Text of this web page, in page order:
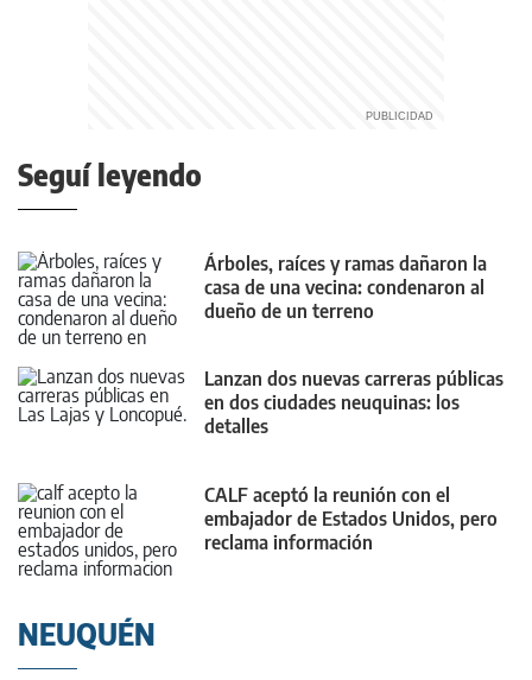
Seguí leyendo
Árboles, raíces y ramas dañaron la
casa de una vecina: condenaron al
dueño de un terreno
Lanzan dos nuevas carreras públicas
en dos ciudades neuquinas: los
detalles
CALF aceptó la reunión con el
embajador de Estados Unidos, pero
reclama información
NEUQUÉN